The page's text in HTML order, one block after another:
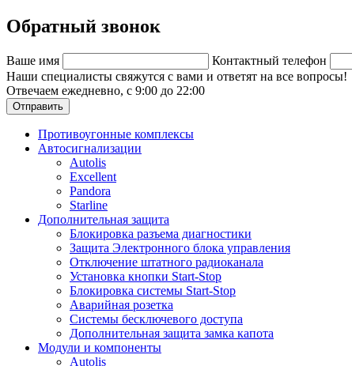
Обратный звонок
Ваше имя
Контактный телефон
Наши специалисты свяжутся с вами и ответят на все вопросы!
Отвечаем ежедневно, с 9:00 до 22:00
Отправить
Противоугонные комплексы
Автосигнализации
Autolis
Excellent
Pandora
Starline
Дополнительная защита
Блокировка разъема диагностики
Защита Электронного блока управления
Отключение штатного радиоканала
Установка кнопки Start-Stop
Блокировка системы Start-Stop
Аварийная розетка
Системы бесключевого доступа
Дополнительная защита замка капота
Модули и компоненты
Autolis